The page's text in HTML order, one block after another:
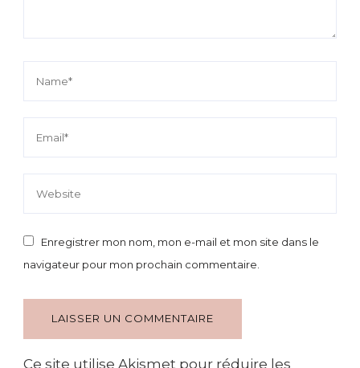
Enregistrer mon nom, mon e-mail et mon site dans le
navigateur pour mon prochain commentaire.
Ce site utilise Akismet pour réduire les